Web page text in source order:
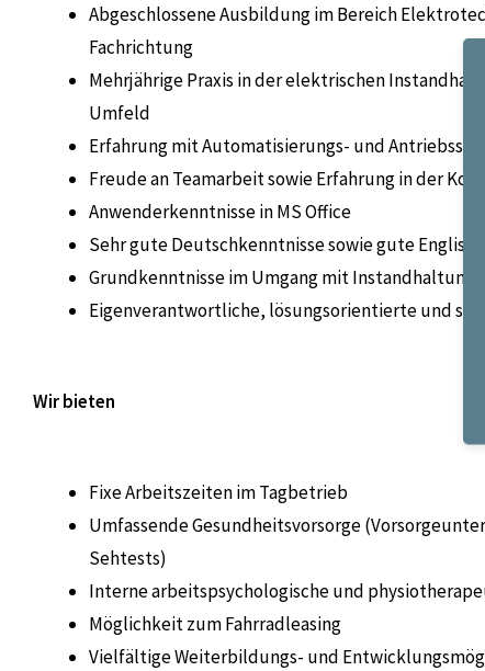
Abgeschlossene Ausbildung im Bereich
Fachrichtung
Mehrjährige Praxis in der elektrischen
Umfeld
Erfahrung mit Automatisierungs- und
Freude an Teamarbeit sowie Erfahrung in der
Anwenderkenntnisse in MS Office
Sehr gute Deutschkenntnisse sowie gute
Grundkenntnisse im Umgang mit
Eigenverantwortliche, lösungsorientierte und
Wir bieten
Fixe Arbeitszeiten im Tagbetrieb
Umfassende Gesundheitsvorsorge
Sehtests)
Interne arbeitspsychologische und
Möglichkeit zum Fahrradleasing
Vielfältige Weiterbildungs- und